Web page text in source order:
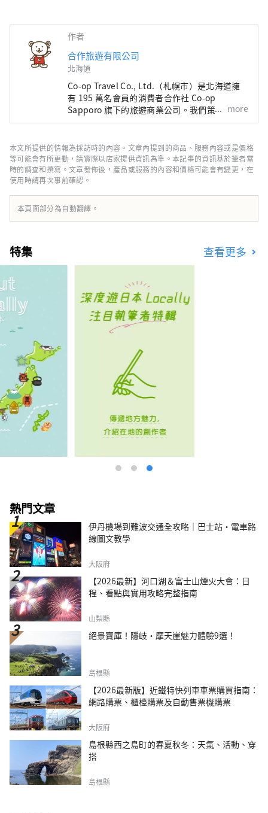
作者
合作旅遊有限公司
北海道
Co-op Travel Co., Ltd.（札幌市）是北海道擁
有 195 萬名會員的消費者合作社 Co-op
Sapporo 旗下的旅遊商業公司。我們策劃並銷
售美食、溫泉、觀光等北海道獨有的旅遊項目。
您的北海道之旅更加愉快的信息。我們還將介紹
與示範課程相關的文章和導覽。
more
本文所提供的情報為採訪時的內容。文章內提到的商品、服務內容或是價格
等可能會有所更動，請實際以店家提供資訊為準。本記事的資訊基於筆者當
時的調查和撰寫。文章發佈後，產品或服務的內容和價格可能會有變更，在
使用時請再次事前確認。
本頁面部分為自動翻譯。
特集 查看更多
熱門文章
伊丹機場到難波交通全攻略｜巴士站・電車路
線圖文教學
大阪府
【2026最新】河口湖＆富士山煙火大會：日
程、看點與實用攻略完整指南
山梨縣
絕景寶庫！隱岐・摩天崖魅力體驗9選！
島根縣
【2026最新版】近鐵特快列車車票購買指南：
網路購票、櫃檯購票及自動售票機購票
大阪府
島根縣西之島町的春夏秋冬：天氣、活動、穿
搭
島根縣